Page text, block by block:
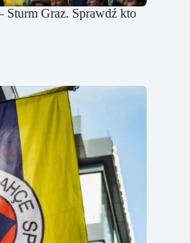
Sturm Graz. Sprawdź kto